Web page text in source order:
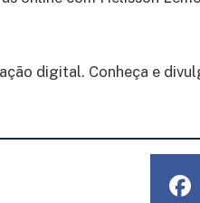
digital. Conheça e